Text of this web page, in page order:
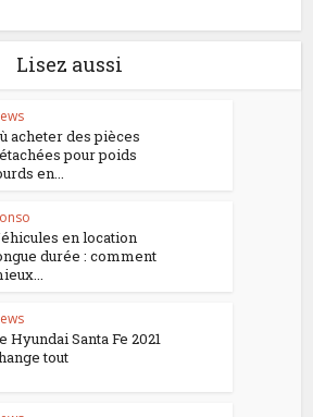
Lisez aussi
acheter des pièces
pour poids
en...
en location
durée : comment
Hyundai Santa Fe 2021
tout